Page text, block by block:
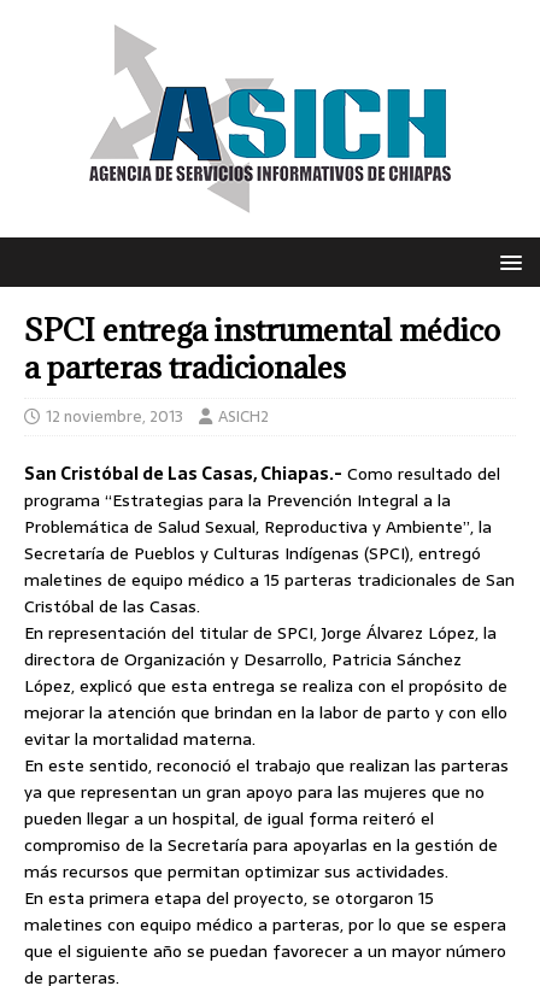
SPCI entrega instrumental médico
a parteras tradicionales
12 noviembre, 2013 ASICH2
San Cristóbal de Las Casas, Chiapas.- Como resultado del
programa “Estrategias para la Prevención Integral a la
Problemática de Salud Sexual, Reproductiva y Ambiente”, la
Secretaría de Pueblos y Culturas Indígenas (SPCI), entregó
maletines de equipo médico a 15 parteras tradicionales de San
Cristóbal de las Casas.
En representación del titular de SPCI, Jorge Álvarez López,la
directora de Organización y Desarrollo, Patricia Sánchez
López, explicó que esta entrega se realiza con el propósito de
mejorar la atención que brindan en la labor de parto y con ello
evitar la mortalidad materna.
En este sentido, reconoció el trabajo que realizan las parteras
ya que representan un gran apoyo para las mujeres que no
pueden llegar a un hospital, de igual forma reiteró el
compromiso de la Secretaría para apoyarlas en la gestión de
más recursos que permitan optimizar sus actividades.
En esta primera etapa del proyecto, se otorgaron 15
maletines con equipo médico a parteras, por lo que se espera
que el siguiente año se puedan favorecer a un mayor número
de parteras.